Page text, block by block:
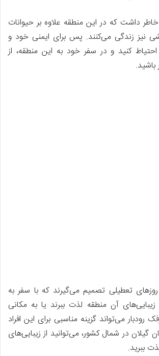
داشت که در این منطقه علاوه بر حیوانات
نیز زندگی می‌کنند. پس برای ایمنی خود و
احتیاط کنید و در سفر خود به این منطقه، از
باشید.
روزهای تعطیلی تصمیم می‌گیرند که با سفر به
آن منطقه لذت ببرند یا به مکانی
رودبار می‌تواند گزینه مناسبی برای این افراد
گیلان در شمال کشور، می‌توانید از زیبایی‌های
ببرید.